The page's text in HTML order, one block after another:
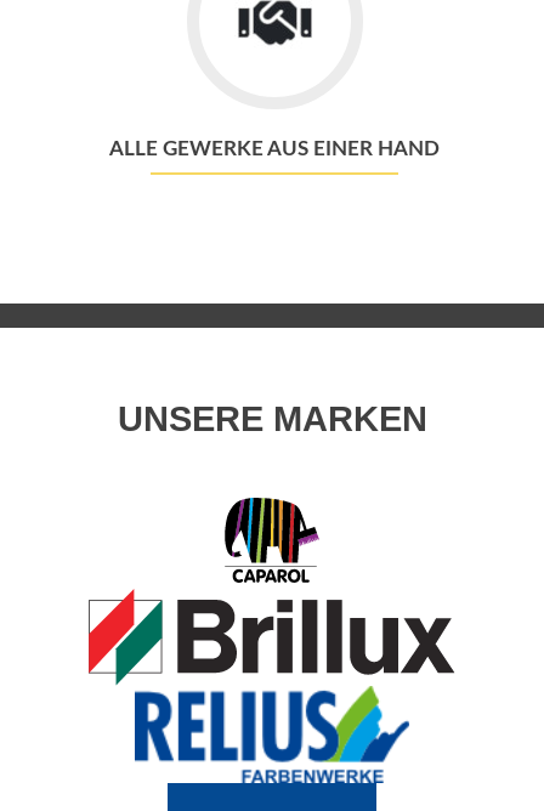
ALLE GEWERKE AUS EINER HAND
UNSERE MARKEN